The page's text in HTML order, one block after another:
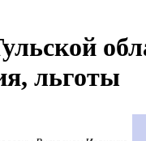
льготы